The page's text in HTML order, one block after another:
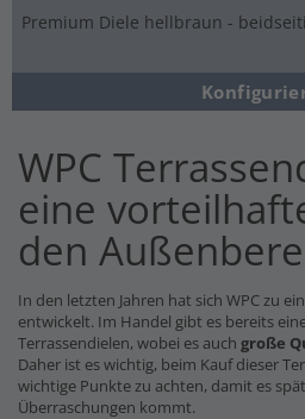
Premium Diele hellbraun -
WPC
eine
den
In den letzten Jahren hat sich WPC zu
entwickelt. Im Handel gibt es bereits
Terrassendielen, wobei es auch große
Daher ist es wichtig, beim Kauf dieser
wichtige Punkte zu achten, damit es
Überraschungen kommt.